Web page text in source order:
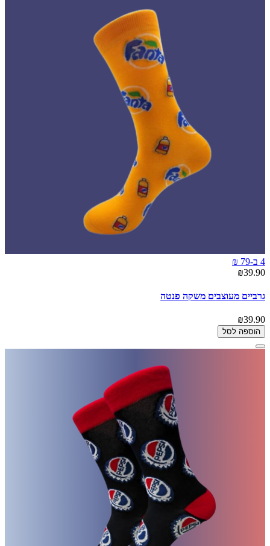
4 ב-79 ₪
₪39.90
גרביים מעוצבים משקה פנטה
₪39.90
הוספה לסל